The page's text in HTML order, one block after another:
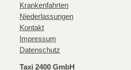
Krankenfahrten
Niederlassungen
Kontakt
Impressum
Datenschutz
Taxi 2400 GmbH